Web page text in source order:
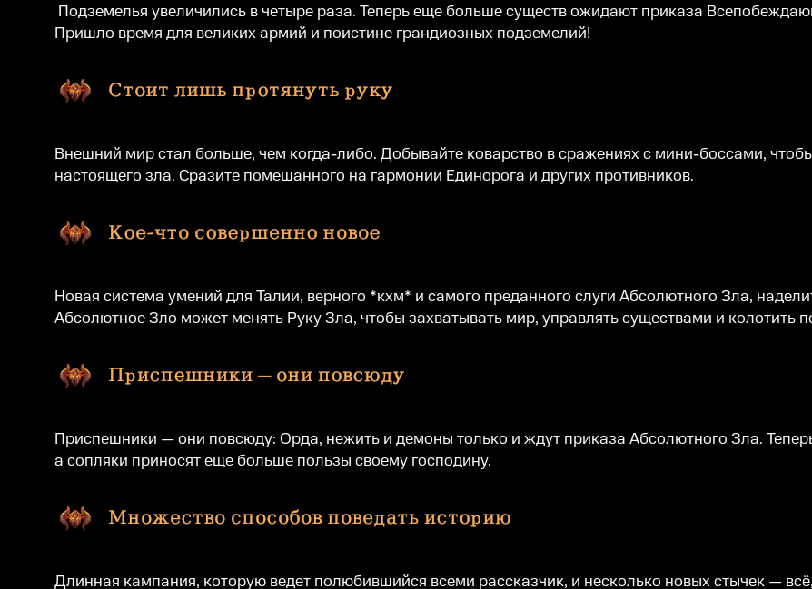
Подземелья увеличились в четыре раза. Теперь еще больше существ ожидают приказа
Пришло время для великих армий и поистине грандиозных подземелий!
Внешний мир стал больше, чем когда-либо. Добывайте коварство в сражениях с мини-боссами,
настоящего зла. Сразите помешанного на гармонии Единорога и других противников.
Новая система умений для Талии, верного *кхм* и самого преданного слуги Абсолютного Зла,
Абсолютное Зло может менять Руку Зла, чтобы захватывать мир, управлять существами и колотить
Приспешники — они повсюду: Орда, нежить и демоны только и ждут приказа Абсолютного Зла.
а сопляки приносят еще больше пользы своему господину.
Длинная кампания, которую ведет полюбившийся всеми рассказчик, и несколько новых стычек —